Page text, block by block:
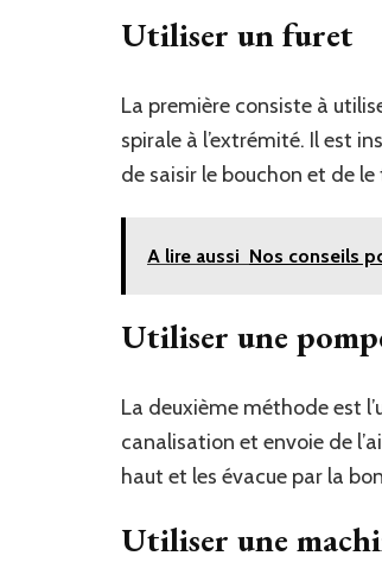
Utiliser un furet
La première consiste à
spirale à l’extrémité. Il est
de saisir le bouchon et de
A lire aussi Nos conseils
Utiliser une
La deuxième méthode est
canalisation et envoie de
haut et les évacue par la
Utiliser une